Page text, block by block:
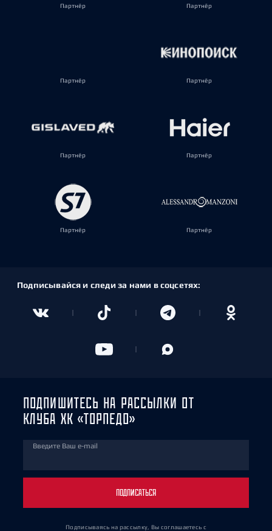
Партнёр Партнёр
Партнёр Партнёр
Партнёр Партнёр
Партнёр Партнёр
Подписывайся и следи за нами в соцсетях:
ПОДПИШИТЕСЬ НА РАССЫЛКИ ОТ
КЛУБА ХК «ТОРПЕДО»
Введите Ваш e-mail
ПОДПИСАТЬСЯ
Подписываясь на рассылку, Вы соглашаетесь с